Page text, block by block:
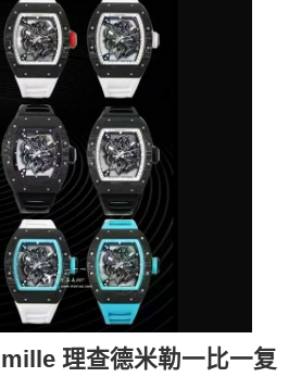
理查德米勒一比一复